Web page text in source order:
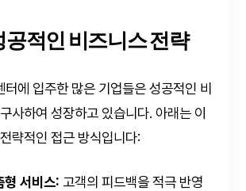
공적인 비즈니스 전략
터에 입주한 많은 기업들은 성공적인 비
사하여 성장하고 있습니다. 아래는 이
략적인 접근 방식입니다:
형 서비스: 고객의 피드백을 적극 반영